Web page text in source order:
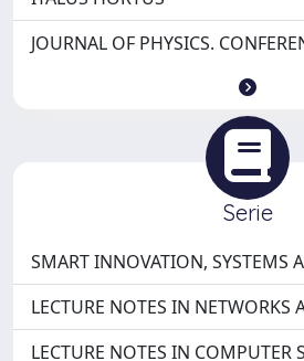
JOURNAL OF PHYSICS.
Serie
SMART INNOVATION, SYSTEMS
LECTURE NOTES IN NETWORKS
LECTURE NOTES IN COMPUTER